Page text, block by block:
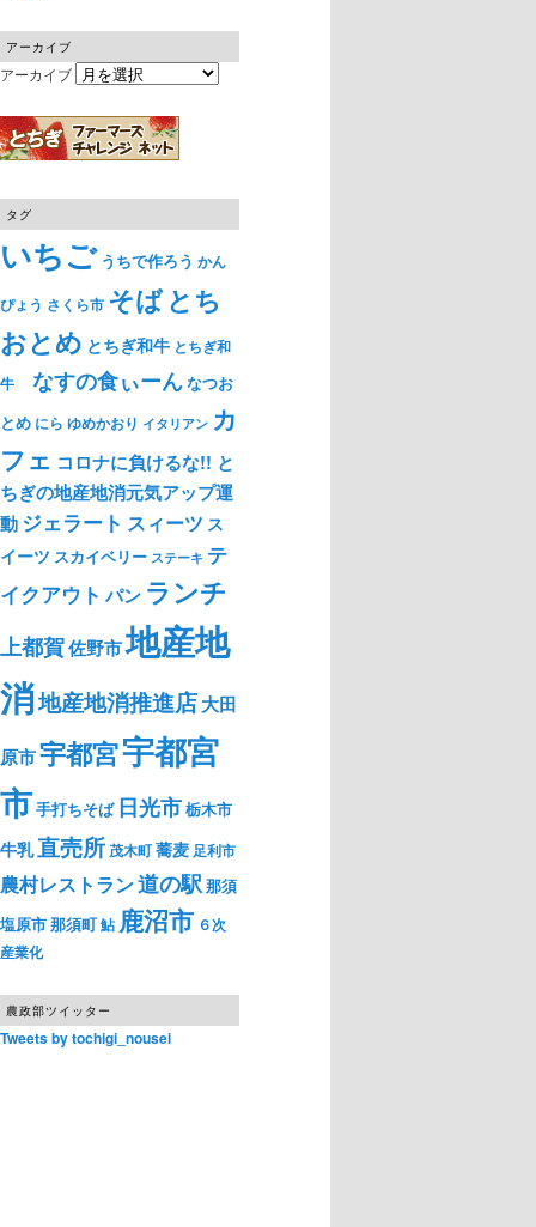
アーカイブ
アーカイブ
タグ
いちご うちで作ろう かん
ぴょう さくら市 そばとち
おとめ とちぎ和牛 とちぎ和
牛
なすの食ぃーんなつお
とめ にら ゆめかおり イタリアン カ
フェ コロナに負けるな!! と
ちぎの地産地消元気アップ運
動ジェラート スィーツ ス
イーツ スカイベリー ステーキ テ
イクアウト パン ランチ
上都賀佐野市地産地
消地産地消推進店大田
原市宇都宮宇都宮
市手打ちそば 日光市栃木市
牛乳直売所 茂木町蕎麦 足利市
農村レストラン道の駅那須
塩原市那須町鮎 鹿沼市 ６次
産業化
農政部ツイッター
Tweets by tochigi_nousei